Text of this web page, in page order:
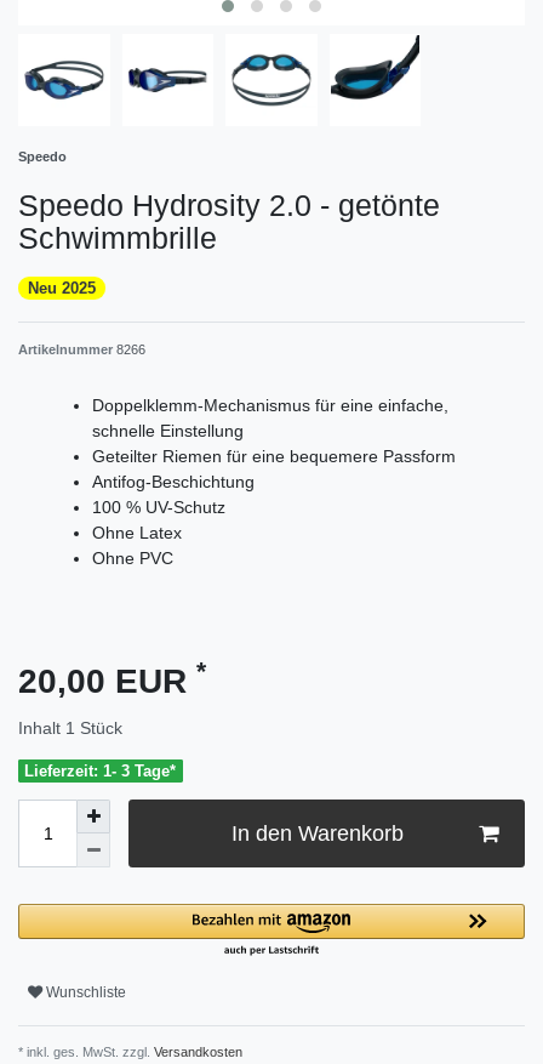
Speedo
Speedo Hydrosity 2.0 - getönte
Schwimmbrille
Neu 2025
Artikelnummer 8266
Doppelklemm-Mechanismus für eine einfache,
schnelle Einstellung
Geteilter Riemen für eine bequemere Passform
Antifog-Beschichtung
100 % UV-Schutz
Ohne Latex
Ohne PVC
20,00 EUR *
Inhalt 1 Stück
Lieferzeit: 1- 3 Tage*
In den Warenkorb
Wunschliste
* inkl. ges. MwSt. zzgl. Versandkosten